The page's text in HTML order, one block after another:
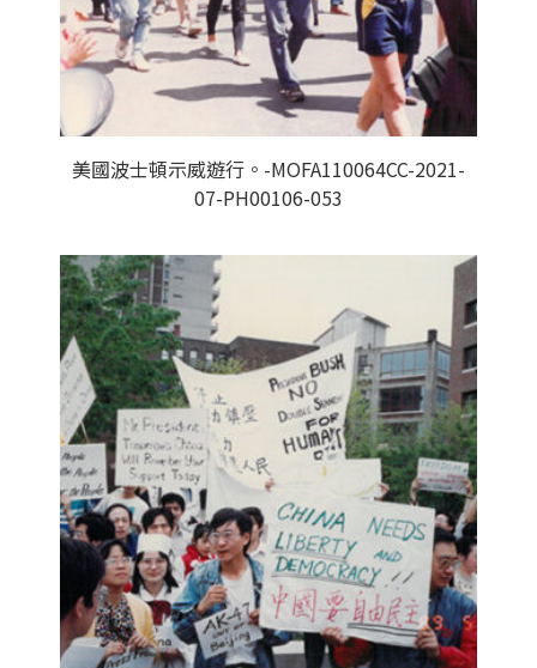
美國波士頓示威遊行。-MOFA110064CC-2021-
07-PH00106-053